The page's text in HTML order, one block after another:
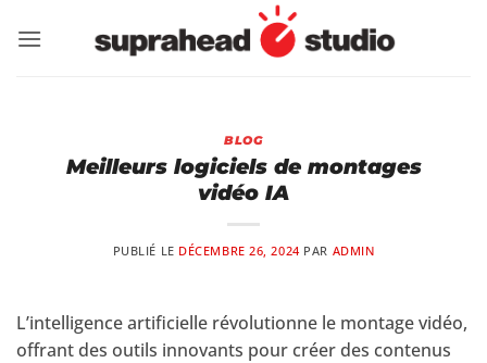
au
BLOG
Meilleurs logiciels de montages
vidéo IA
PUBLIÉ LE DÉCEMBRE 26, 2024 PAR ADMIN
L’intelligence artificielle révolutionne le montage vidéo,
offrant des outils innovants pour créer des contenus